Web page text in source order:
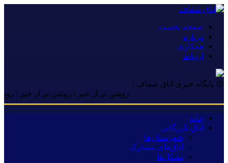
صفحه نخست
درباره
همکاری
ارتباط
۞ پایگاه خبری اتاق شفاف :
روشن تر از خبر | روشن تر از خبر | روشن تر
خانه
اتاق بازرگانی
شهرستان‌ها
اتاق‌های مشترک
تشکل‌ها